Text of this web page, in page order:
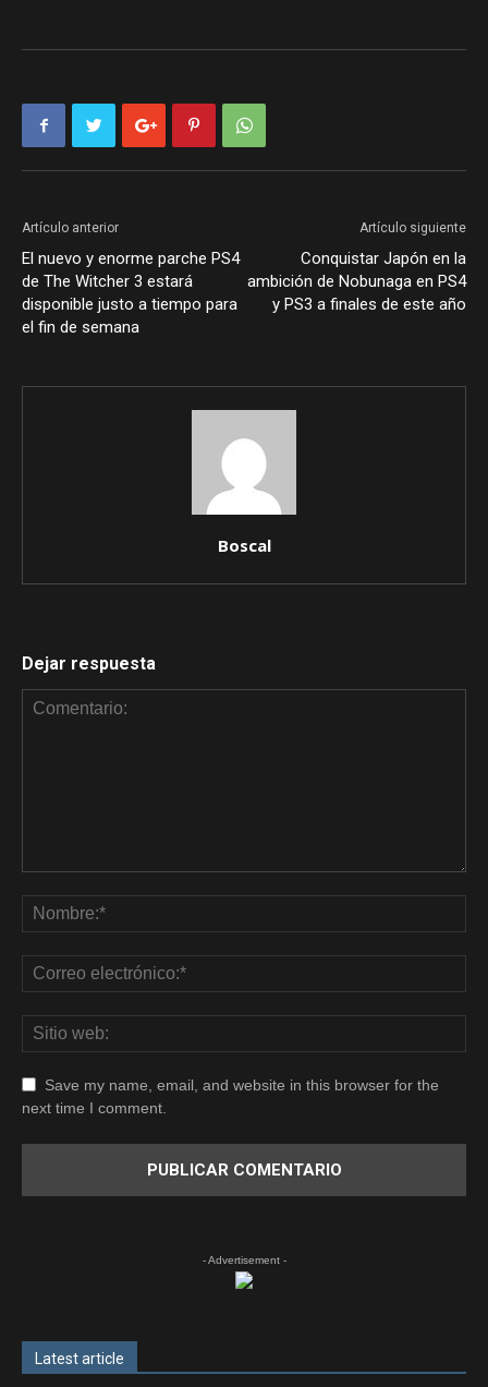
Artículo anterior
El nuevo y enorme parche PS4
de The Witcher 3 estará
disponible justo a tiempo para
el fin de semana
Artículo siguiente
Conquistar Japón en la
ambición de Nobunaga en PS4
y PS3 a finales de este año
Boscal
Dejar respuesta
Save my name, email, and website in this browser for the
next time I comment.
- Advertisement -
Latest article